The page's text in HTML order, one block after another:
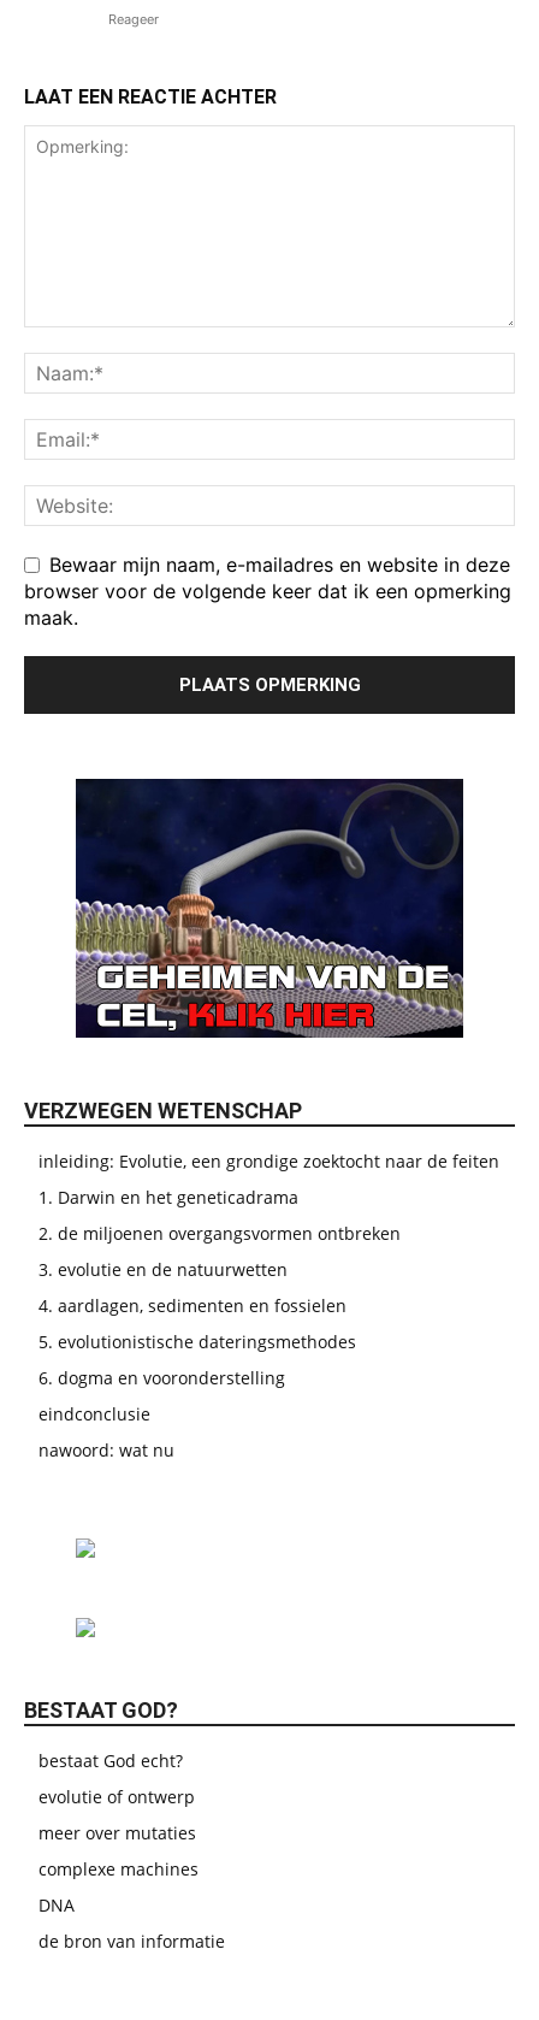
Reageer
LAAT EEN REACTIE ACHTER
Bewaar mijn naam, e-mailadres en website in deze
browser voor de volgende keer dat ik een opmerking
maak.
VERZWEGEN WETENSCHAP
inleiding: Evolutie, een grondige zoektocht naar de feiten
1. Darwin en het geneticadrama
2. de miljoenen overgangsvormen ontbreken
3. evolutie en de natuurwetten
4. aardlagen, sedimenten en fossielen
5. evolutionistische dateringsmethodes
6. dogma en vooronderstelling
eindconclusie
nawoord: wat nu
BESTAAT GOD?
bestaat God echt?
evolutie of ontwerp
meer over mutaties
complexe machines
DNA
de bron van informatie